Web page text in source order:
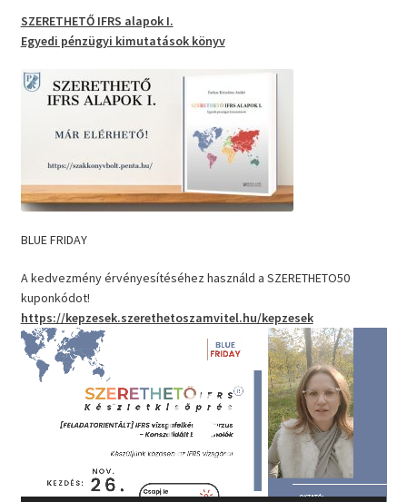
SZERETHETŐ IFRS alapok I.
Egyedi pénzügyi kimutatások könyv
BLUE FRIDAY
A kedvezmény érvényesítéséhez használd a SZERETHETO50
kuponkódot!
https://kepzesek.szerethetoszamvitel.hu/kepzesek
Videólejátszó